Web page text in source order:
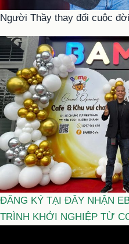
Người Thầy thay đổi cuộc đời
ĐĂNG KÝ TẠI ĐÂY NHẬN
TRÌNH KHỞI NGHIỆP TỪ